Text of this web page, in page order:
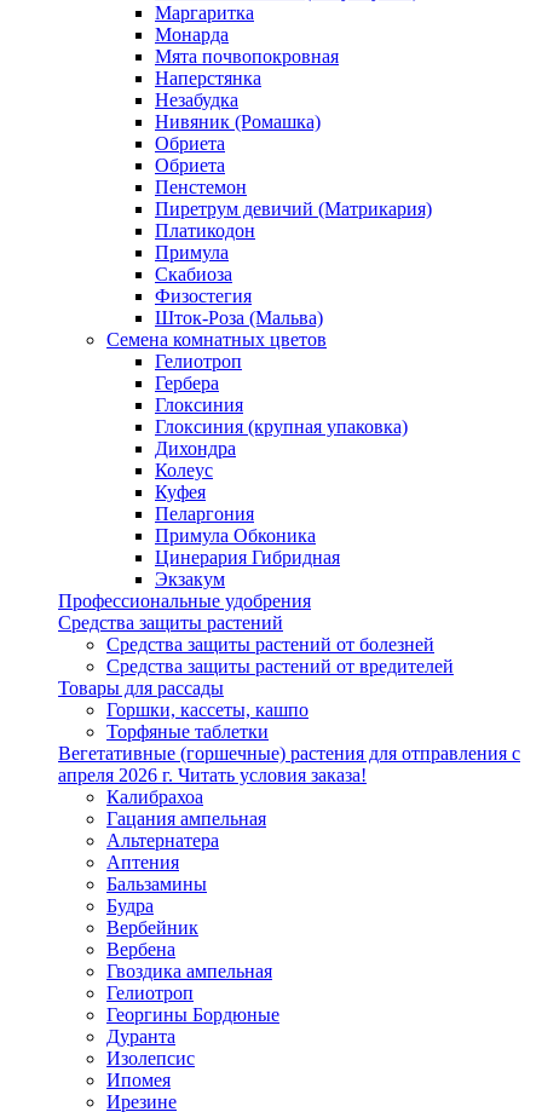
Маргаритка
Монарда
Мята почвопокровная
Наперстянка
Незабудка
Нивяник (Ромашка)
Обриета
Обриета
Пенстемон
Пиретрум девичий (Матрикария)
Платикодон
Примула
Скабиоза
Физостегия
Шток-Роза (Мальва)
Семена комнатных цветов
Гелиотроп
Гербера
Глоксиния
Глоксиния (крупная упаковка)
Дихондра
Колеус
Куфея
Пеларгония
Примула Обконика
Цинерария Гибридная
Экзакум
Профессиональные удобрения
Средства защиты растений
Средства защиты растений от болезней
Средства защиты растений от вредителей
Товары для рассады
Горшки, кассеты, кашпо
Торфяные таблетки
Вегетативные (горшечные) растения для отправления с
апреля 2026 г. Читать условия заказа!
Калибрахоа
Гацания ампельная
Альтернатера
Аптения
Бальзамины
Будра
Вербейник
Вербена
Гвоздика ампельная
Гелиотроп
Георгины Бордюные
Дуранта
Изолепсис
Ипомея
Ирезине